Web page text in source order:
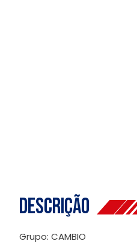
Descrição
Grupo: CAMBIO